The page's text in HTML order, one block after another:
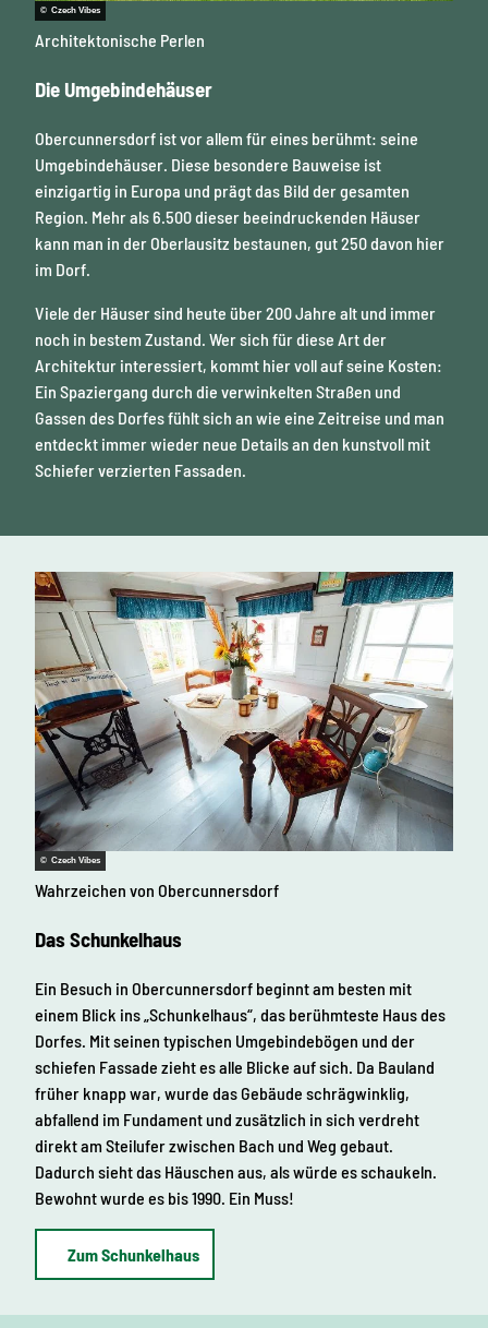
© Czech Vibes
Architektonische Perlen
Die Umgebindehäuser
Obercunnersdorf ist vor allem für eines berühmt: seine
Umgebindehäuser. Diese besondere Bauweise ist
einzigartig in Europa und prägt das Bild der gesamten
Region. Mehr als 6.500 dieser beeindruckenden Häuser
kann man in der Oberlausitz bestaunen, gut 250 davon hier
im Dorf.
Viele der Häuser sind heute über 200 Jahre alt und immer
noch in bestem Zustand. Wer sich für diese Art der
Architektur interessiert, kommt hier voll auf seine Kosten:
Ein Spaziergang durch die verwinkelten Straßen und
Gassen des Dorfes fühlt sich an wie eine Zeitreise und man
entdeckt immer wieder neue Details an den kunstvoll mit
Schiefer verzierten Fassaden.
© Czech Vibes
Wahrzeichen von Obercunnersdorf
Das Schunkelhaus
Ein Besuch in Obercunnersdorf beginnt am besten mit
einem Blick ins „Schunkelhaus“, das berühmteste Haus des
Dorfes. Mit seinen typischen Umgebindebögen und der
schiefen Fassade zieht es alle Blicke auf sich. Da Bauland
früher knapp war, wurde das Gebäude schrägwinklig,
abfallend im Fundament und zusätzlich in sich verdreht
direkt am Steilufer zwischen Bach und Weg gebaut.
Dadurch sieht das Häuschen aus, als würde es schaukeln.
Bewohnt wurde es bis 1990. Ein Muss!
Zum Schunkelhaus